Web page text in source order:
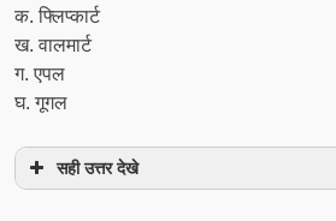
क. फ्लिप्कार्ट
ख. वालमार्ट
ग. एपल
घ. गूगल
सही उत्तर देखे